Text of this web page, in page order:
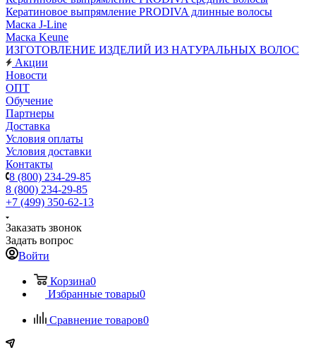
Кератиновое выпрямление PRODIVA длинные волосы
Маска J-Line
Маска Keune
ИЗГОТОВЛЕНИЕ ИЗДЕЛИЙ ИЗ НАТУРАЛЬНЫХ ВОЛОС
Акции
Новости
ОПТ
Обучение
Партнеры
Доставка
Условия оплаты
Условия доставки
Контакты
8 (800) 234-29-85
8 (800) 234-29-85
+7 (499) 350-62-13
Заказать звонок
Задать вопрос
Войти
Корзина0
Избранные товары0
Сравнение товаров0